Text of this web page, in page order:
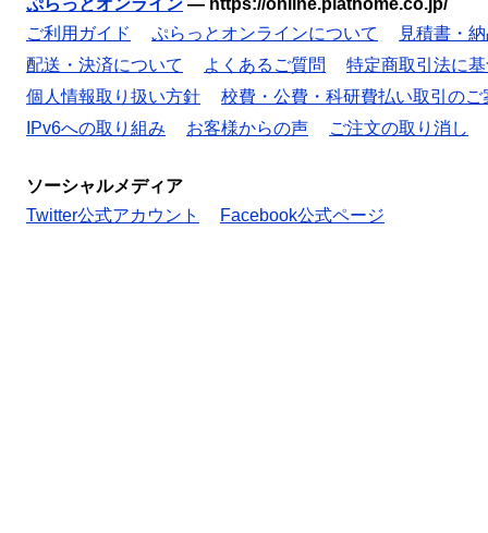
ご利用ガイド
ぷらっとオンラインについて
見積書・
配送・決済について
よくあるご質問
特定商取引法に
個人情報取り扱い方針
校費・公費・科研費払い取引のご
IPv6への取り組み
お客様からの声 ご注文の取り消し
ソーシャルメディア
Twitter公式アカウント
Facebook公式ページ